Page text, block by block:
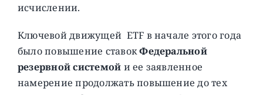
исчислении.
Ключевой движущей ETF в начале этого года
было повышение ставокФедеральной
резервной системой и ее заявленное
намерение продолжать повышение до тех